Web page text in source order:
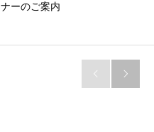
ナーのご案内
 